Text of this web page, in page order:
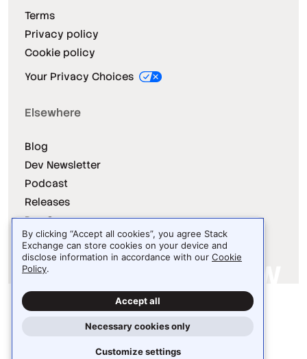
Terms
Privacy policy
Cookie policy
Your Privacy Choices
Elsewhere
Blog
Dev Newsletter
Podcast
Releases
Dev Survey
Site design / logo © 2026 Stack Exchange Inc.
Light Dark Auto
By clicking “Accept all cookies”, you agree Stack
Exchange can store cookies on your device and
disclose information in accordance with our Cookie
Policy.
Accept all
Necessary cookies only
Customize settings